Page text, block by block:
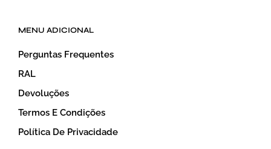
MENU ADICIONAL
Perguntas Frequentes
RAL
Devoluções
Termos E Condições
Política De Privacidade